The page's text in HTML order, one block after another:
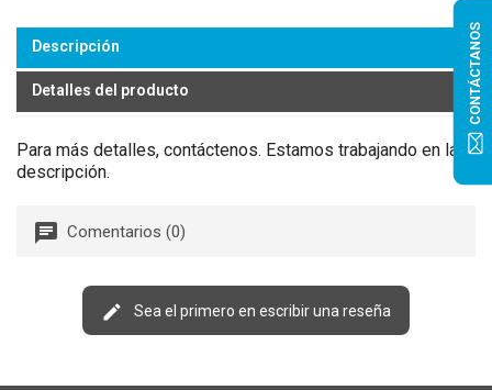
Descripción
Detalles del producto
Para más detalles, contáctenos. Estamos trabajando en la
descripción.
Comentarios (0)
Sea el primero en escribir una reseña
CONTÁCTANOS